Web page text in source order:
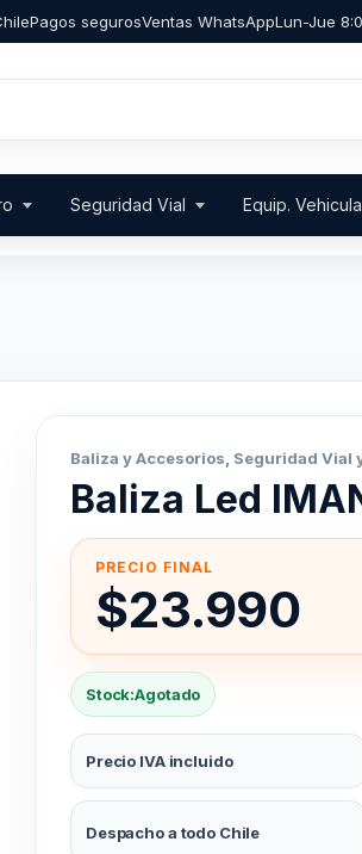
Pagos segurosVentas WhatsAppLun-Jue
Seguridad Vial Equip.
Baliza y Accesorios, Seguridad Vial
Baliza Led
Stock:Agotado
$23.990
Precio IVA incluido
Despacho a todo Chile